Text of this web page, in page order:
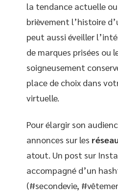
la tendance actuelle
brièvement l’histoire
peut aussi éveiller
de marques prisées ou
soigneusement
place de choix dans
virtuelle.
Pour élargir son
annonces sur les
atout. Un post sur
accompagné d’un
(#secondevie,